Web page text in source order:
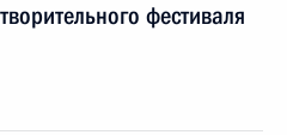
фестиваля